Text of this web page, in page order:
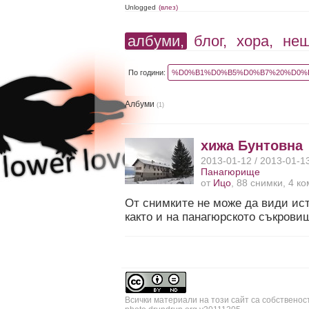
Unlogged (влез)
албуми, блог, хора,
По години:
Албуми(1)
хижа Бунтовна
2013-01-12 / 2013-01-
Панагюрище
от Ицо , 88 снимки, 4
Oт снимките не може да види
както и на панагюрското
Всички материали на този сайт са